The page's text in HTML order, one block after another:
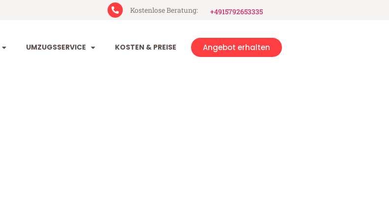
Kostenlose Beratung: +4915792653335
UMZUGSSERVICE KOSTEN & PREISE Angebot erhalten